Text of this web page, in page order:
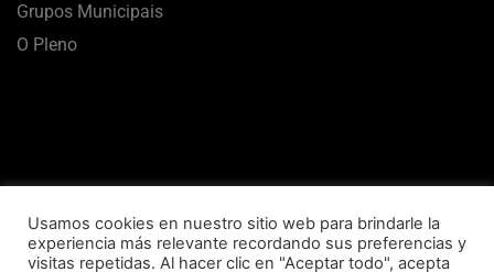
Grupos Municipais
O Pleno
Usamos cookies en nuestro sitio web para brindarle la
experiencia más relevante recordando sus preferencias y
visitas repetidas. Al hacer clic en "Aceptar todo", acepta